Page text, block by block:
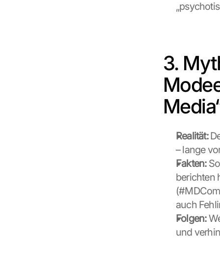
3.
Realität:
– lange
Fakten:
berichten
auch
Folgen:
und
K
z
.
a
b
i
w
r
d
e
D
a
t